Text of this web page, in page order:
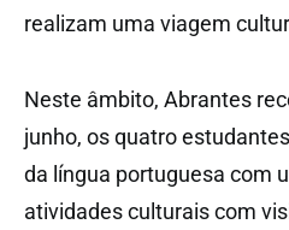
realizam uma viagem
Neste âmbito, Abrantes
junho, os quatro
da língua portuguesa com
atividades culturais com